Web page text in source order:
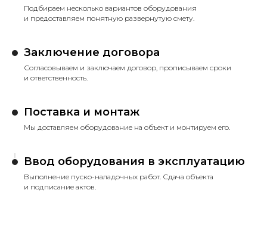
Подбираем несколько вариантов оборудования
и предоставляем понятную развернутую смету.
Заключение договора
Согласовываем и заключаем договор, прописываем сроки
и ответственность.
Поставка и монтаж
Мы доставляем оборудование на объект и монтируем его.
Ввод оборудования в эксплуатацию
Выполнение пуско-наладочных работ. Сдача объекта
и подписание актов.